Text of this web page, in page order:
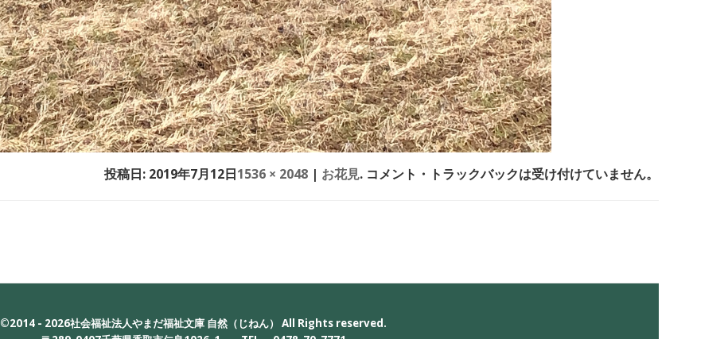
投稿日: 2019年7月12日1536 × 2048 | お花見. コメント・トラックバックは受け付けていません。
©2014 - 2026社会福祉法人やまだ福祉文庫 自然（じねん） All Rights reserved.